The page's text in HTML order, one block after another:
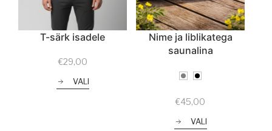
T-särk isadele
€29,00
VALI
Nime ja liblikatega
saunalina
€45,00
VALI